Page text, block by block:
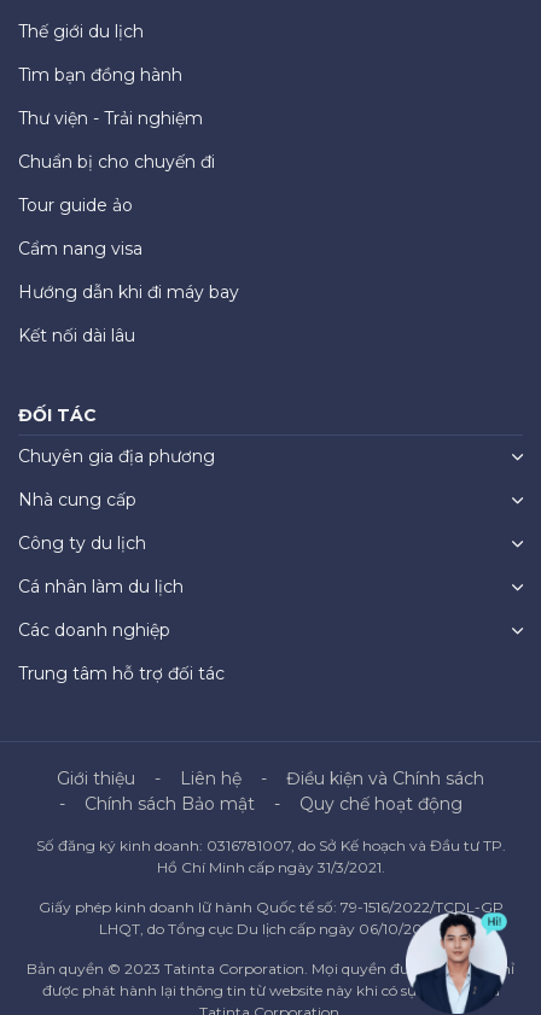
Thế giới du lịch
Tìm bạn đồng hành
Thư viện - Trải nghiệm
Chuẩn bị cho chuyến đi
Tour guide ảo
Cẩm nang visa
Hướng dẫn khi đi máy bay
Kết nối dài lâu
ĐỐI TÁC
Chuyên gia địa phương
Nhà cung cấp
Công ty du lịch
Cá nhân làm du lịch
Các doanh nghiệp
Trung tâm hỗ trợ đối tác
Giới thiệu Liên hệ
Điều kiện và Chính sách
Chính sách Bảo mật
Quy chế hoạt động
Số đăng ký kinh doanh: 0316781007, do Sở Kế hoạch và Đầu tư TP.
Hồ Chí Minh cấp ngày 31/3/2021.
Giấy phép kinh doanh lữ hành Quốc tế số: 79-1516/2022/TCDL-GP
LHQT, do Tổng cục Du lịch cấp ngày 06/10/2022.
Bản quyền © 2023 Tatinta Corporation. Mọi quyền được bảo lưu. Chỉ
được phát hành lại thông tin từ website này khi có sự đồng ý của